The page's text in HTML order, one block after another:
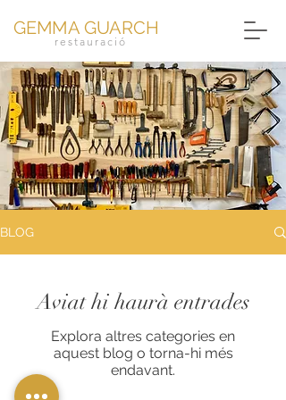
GEMMA GUARCH
restauració
BLOG
Aviat hi haurà entrades
Explora altres categories en
aquest blog o torna-hi més
endavant.